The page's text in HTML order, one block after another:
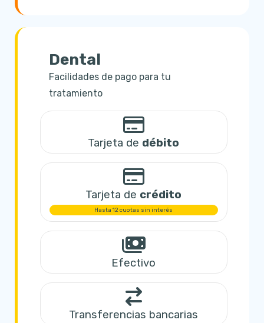
Dental
Facilidades de pago para tu
tratamiento
Tarjeta de débito
Tarjeta de crédito
Hasta 12 cuotas sin interés
Efectivo
Transferencias bancarias